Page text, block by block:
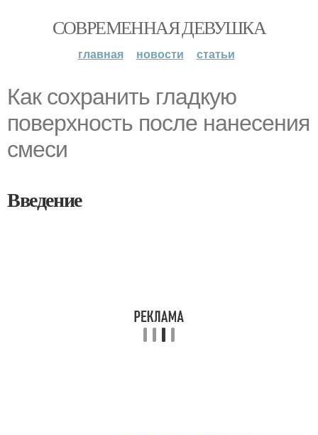
СОВРЕМЕННАЯ ДЕВУШКА
главная новости статьи
Как сохранить гладкую
поверхность после нанесения
смеси
Введение